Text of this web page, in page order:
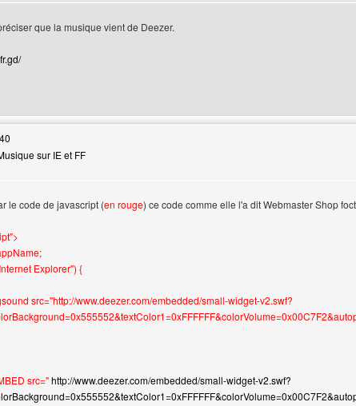
que la musique vient de Deezer.
de l'utilisateur: locanour
sur IE et FF
le code de javascript (en rouge) ce code comme elle l'a dit Webmaster Shop
Explorer") {
src="http://www.deezer.com/embedded/small-widget-v2.swf?
src="http://www.deezer.com/embedded/small-widget-v2.swf?